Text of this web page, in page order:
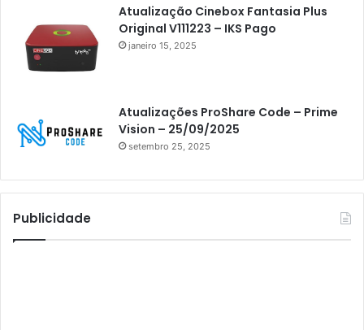
Athomics i3
Athomics i3 Bold
Athomics Inspire Qi
Athomics Inspire Qi Lite
Athomics S3
Athomics T3
Atto
AttoNet
Atualização Cinebox Fantasia Plus
Original V111223 – IKS Pago
janeiro 15, 2025
Atualizações ProShare Code – Prime
Vision – 25/09/2025
setembro 25, 2025
Publicidade